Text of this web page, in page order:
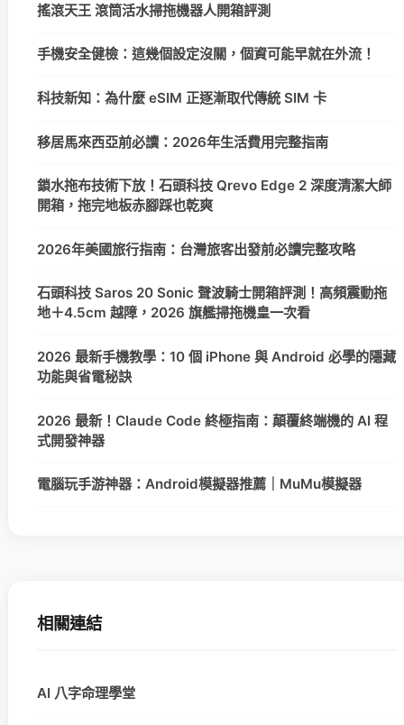
搖滾天王 滾筒活水掃拖機器人開箱評測
手機安全健檢：這幾個設定沒關，個資可能早就在外流！
科技新知：為什麼 eSIM 正逐漸取代傳統 SIM 卡
移居馬來西亞前必讀：2026年生活費用完整指南
鎖水拖布技術下放！石頭科技 Qrevo Edge 2 深度清潔大師
開箱，拖完地板赤腳踩也乾爽
2026年美國旅行指南：台灣旅客出發前必讀完整攻略
石頭科技 Saros 20 Sonic 聲波騎士開箱評測！高頻震動拖
地＋4.5cm 越障，2026 旗艦掃拖機皇一次看
2026 最新手機教學：10 個 iPhone 與 Android 必學的隱藏
功能與省電秘訣
2026 最新！Claude Code 終極指南：顛覆終端機的 AI 程
式開發神器
電腦玩手游神器：Android模擬器推薦｜MuMu模擬器
相關連結
AI 八字命理學堂